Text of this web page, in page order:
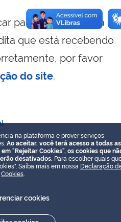
para visualizar essa
que está recebendo
por favor
do site.
na plataforma e prover serviços
Ao aceitar, você terá acesso a todas as
"Rejeitar Cookies", os cookies que
desativados. Para escolher quais
Saiba mais em nossa Declaração
Cookies
cookies